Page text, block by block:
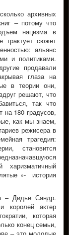
архивных
– потому что
нацизма в
трактует сюжет
альянс
и политиками.
продавали
глаза на
в теории они,
решают, что
так что
на 180 градусов,
как мы знаем,
режисера в
трагедия:
становится
»- история
Дидье Сандр.
королей актер
которая
конец семьи,